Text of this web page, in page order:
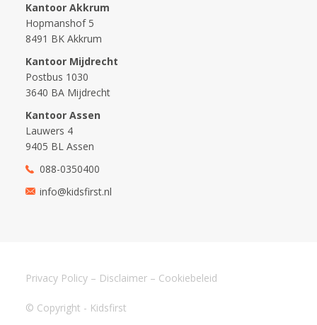
Kantoor Akkrum
Hopmanshof 5
8491 BK Akkrum
Kantoor Mijdrecht
Postbus 1030
3640 BA Mijdrecht
Kantoor Assen
Lauwers 4
9405 BL Assen
088-0350400
info@kidsfirst.nl
© Copyright - Kidsfirst
Privacy Policy – Disclaimer – Cookiebeleid